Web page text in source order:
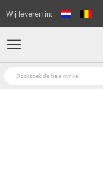
Wij leveren in: